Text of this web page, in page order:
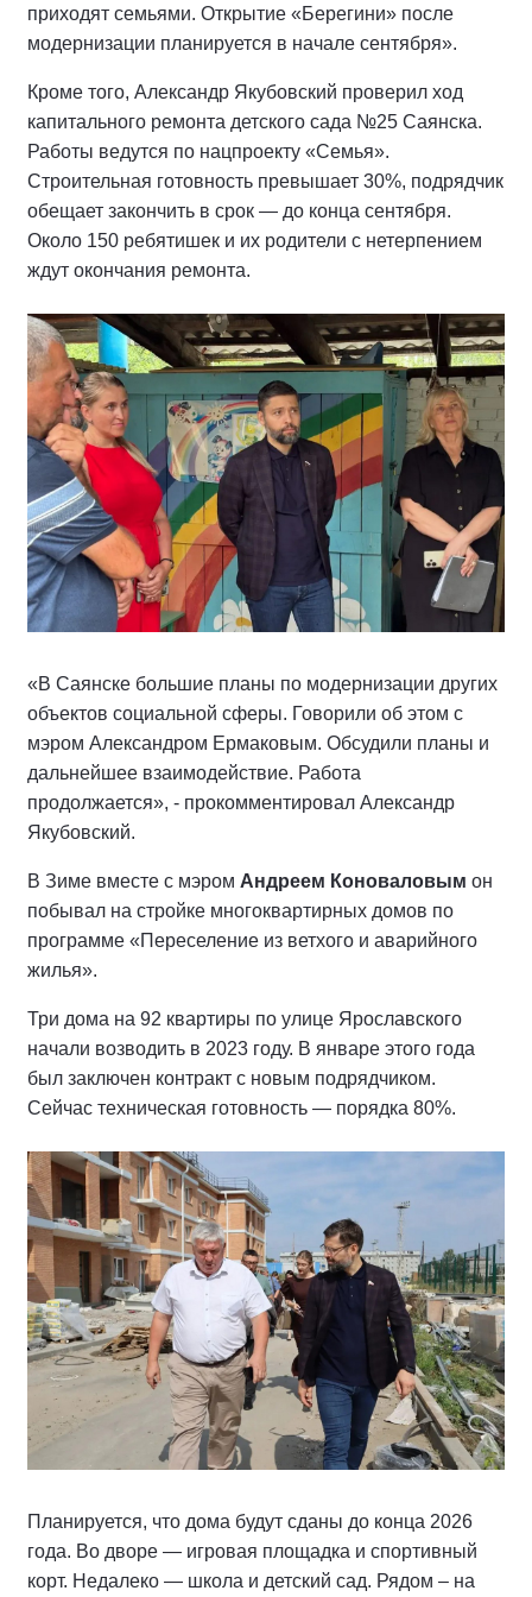
приходят семьями. Открытие «Берегини» после
модернизации планируется в начале сентября».
Кроме того, Александр Якубовский проверил ход
капитального ремонта детского сада №25 Саянска.
Работы ведутся по нацпроекту «Семья».
Строительная готовность превышает 30%, подрядчик
обещает закончить в срок — до конца сентября.
Около 150 ребятишек и их родители с нетерпением
ждут окончания ремонта.
«В Саянске большие планы по модернизации других
объектов социальной сферы. Говорили об этом с
мэром Александром Ермаковым. Обсудили планы и
дальнейшее взаимодействие. Работа
продолжается», - прокомментировал Александр
Якубовский.
В Зиме вместе с мэром Андреем Коноваловым он
побывал на стройке многоквартирных домов по
программе «Переселение из ветхого и аварийного
жилья».
Три дома на 92 квартиры по улице Ярославского
начали возводить в 2023 году. В январе этого года
был заключен контракт с новым подрядчиком.
Сейчас техническая готовность — порядка 80%.
Планируется, что дома будут сданы до конца 2026
года. Во дворе — игровая площадка и спортивный
корт. Недалеко — школа и детский сад. Рядом – на